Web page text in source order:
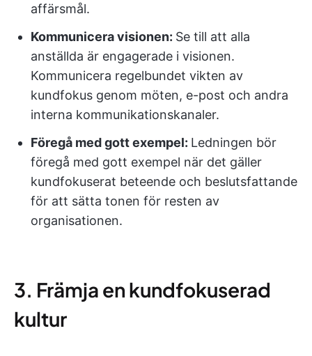
affärsmål.
Kommunicera visionen: Se till att alla
anställda är engagerade i visionen.
Kommunicera regelbundet vikten av
kundfokus genom möten, e-post och andra
interna kommunikationskanaler.
Föregå med gott exempel: Ledningen bör
föregå med gott exempel när det gäller
kundfokuserat beteende och beslutsfattande
för att sätta tonen för resten av
organisationen.
3. Främja en kundfokuserad
kultur